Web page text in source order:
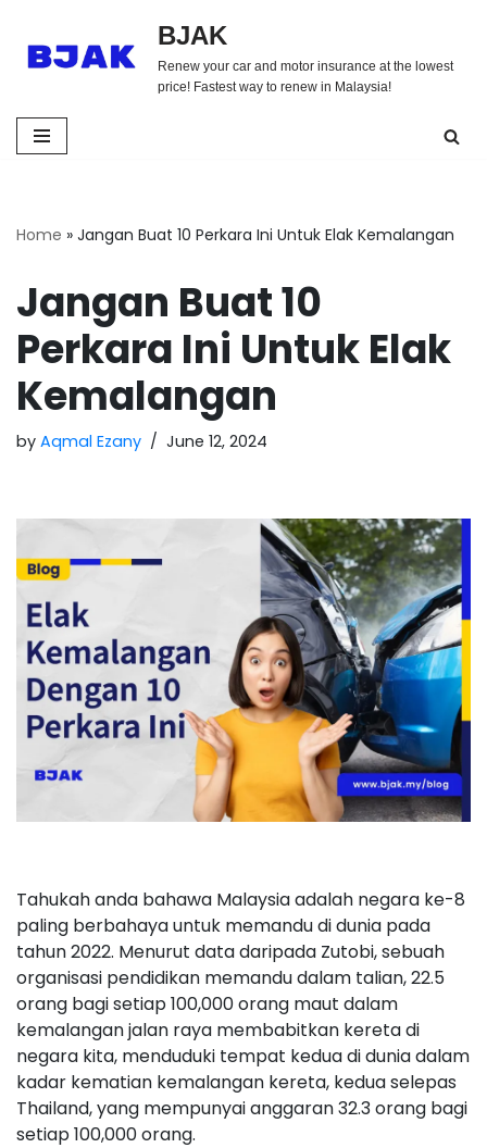
Skip
BJAK
Renew your car and motor insurance at the lowest
price! Fastest way to renew in Malaysia!
Home » Jangan Buat 10 Perkara Ini Untuk Elak Kemalangan
Jangan Buat 10
Perkara Ini Untuk Elak
Kemalangan
by Aqmal Ezany June 12, 2024
Tahukah anda bahawa Malaysia adalah negara ke-8
paling berbahaya untuk memandu di dunia pada
tahun 2022. Menurut data daripada Zutobi, sebuah
organisasi pendidikan memandu dalam talian, 22.5
orang bagi setiap 100,000 orang maut dalam
kemalangan jalan raya membabitkan kereta di
negara kita, menduduki tempat kedua di dunia dalam
kadar kematian kemalangan kereta, kedua selepas
Thailand, yang mempunyai anggaran 32.3 orang bagi
setiap 100,000 orang.